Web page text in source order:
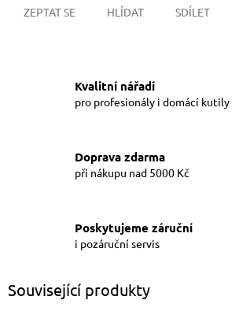
ZEPTAT SE HLÍDAT SDÍLET
Kvalitní nářadí
pro profesionály i domácí kutily
Doprava zdarma
při nákupu nad 5000 Kč
Poskytujeme záruční
i pozáruční servis
Související produkty